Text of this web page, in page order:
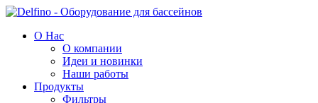
О Нас
О компании
Идеи и новинки
Наши работы
Продукты
Фильтры